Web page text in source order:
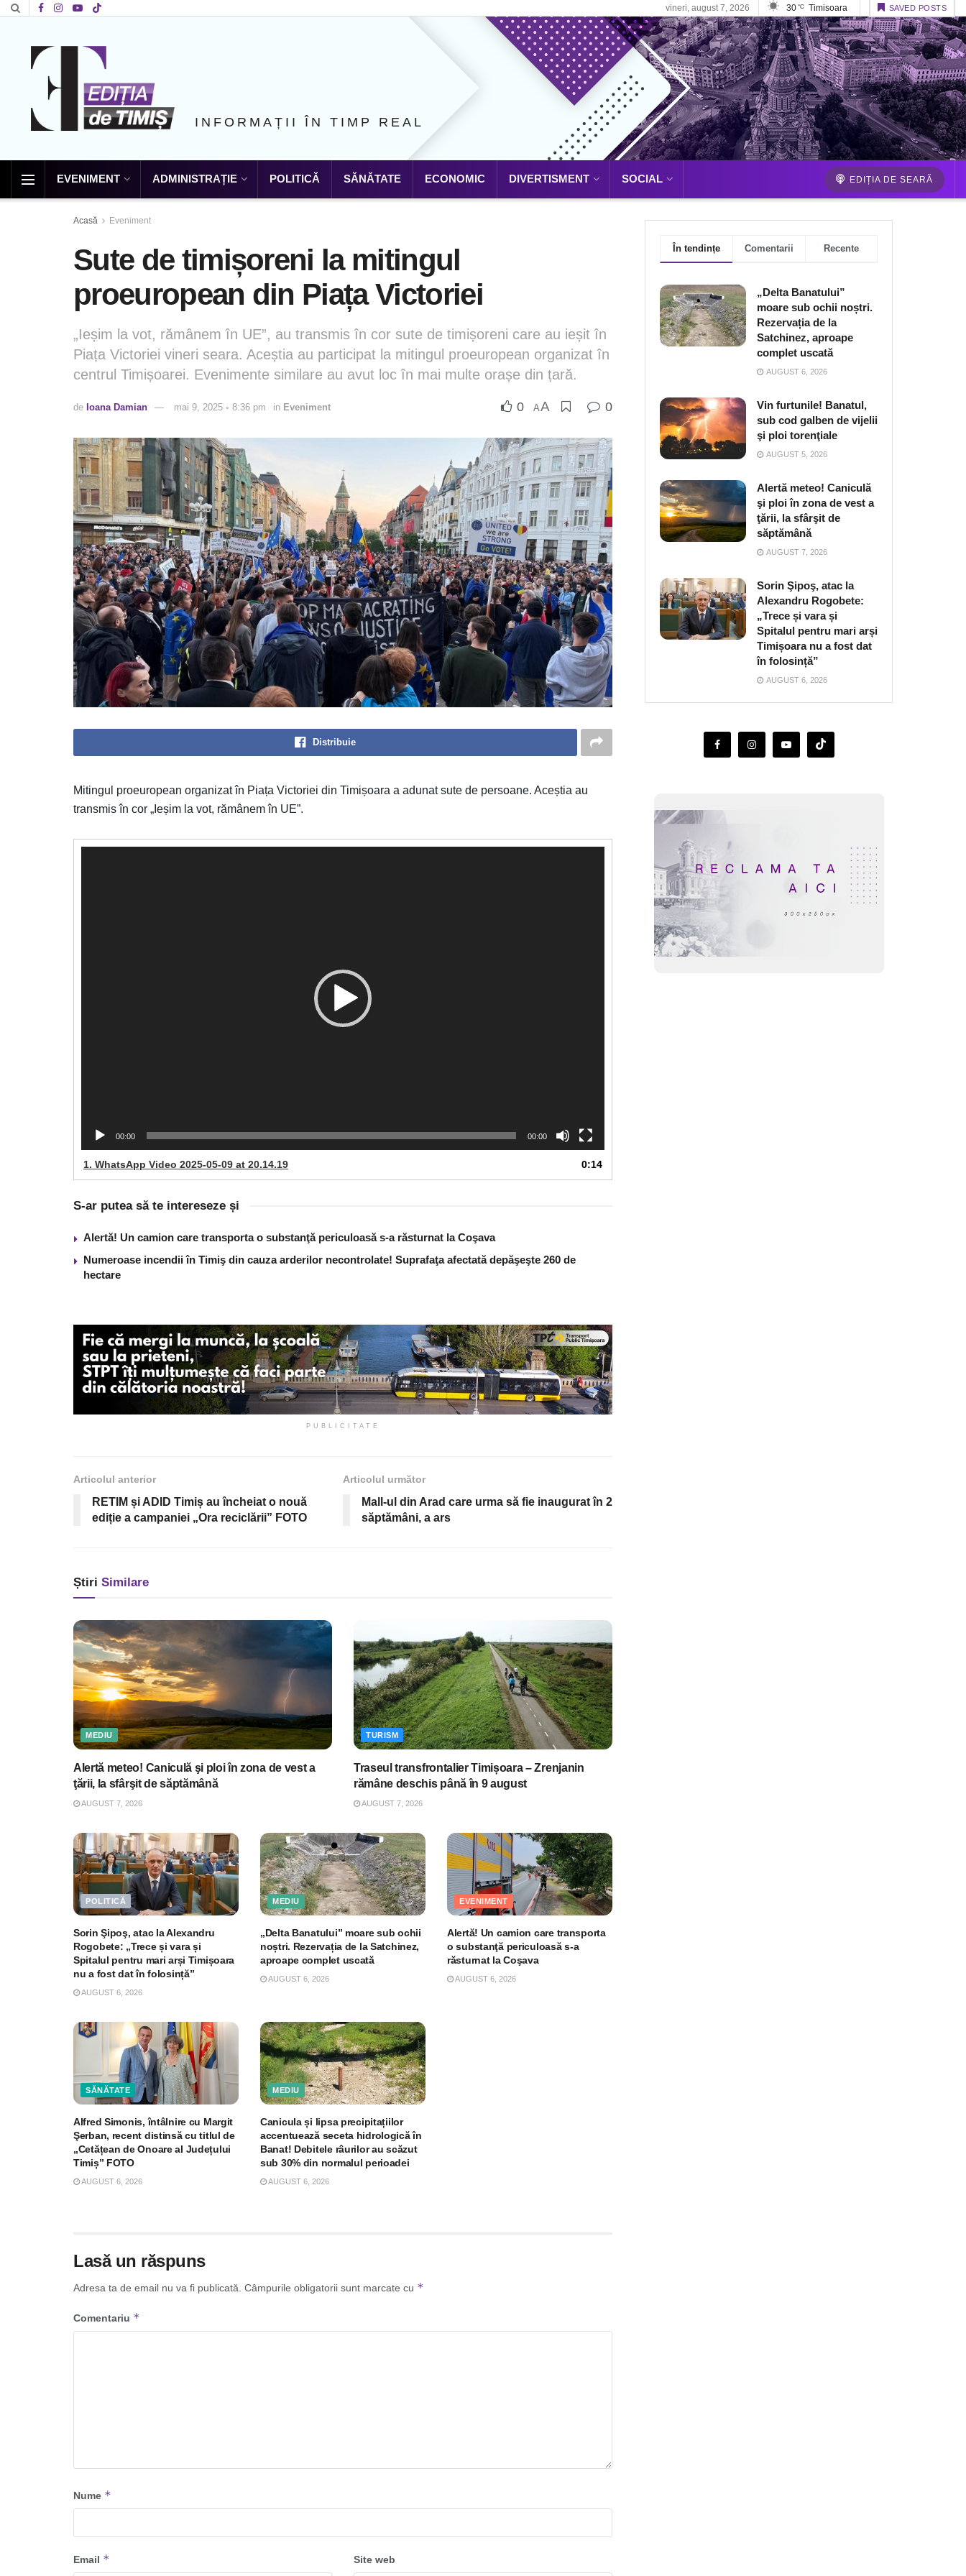
vineri, august 7, 2026 30 °C Timisoara SAVED POSTS
INFORMAȚII ÎN TIMP REAL
EVENIMENT ADMINISTRAȚIE POLITICĂ SĂNĂTATE ECONOMIC DIVERTISMENT SOCIAL EDIȚIA DE SEARĂ
Acasă Eveniment
Sute de timișoreni la mitingul
proeuropean din Piața Victoriei
„Ieșim la vot, rămânem în UE”, au transmis în cor sute de timișoreni care au ieșit în
Piața Victoriei vineri seara. Aceștia au participat la mitingul proeuropean organizat în
centrul Timișoarei. Evenimente similare au avut loc în mai multe orașe din țară.
de Ioana Damian mai 9, 2025 ◦ 8:36 pm in Eveniment 0 AA 0
Distribuie
Mitingul proeuropean organizat în Piața Victoriei din Timișoara a adunat sute de persoane. Aceștia au
transmis în cor „Ieșim la vot, rămânem în UE”.
00:00 00:00
1. WhatsApp Video 2025-05-09 at 20.14.19 0:14
S-ar putea să te intereseze și
Alertă! Un camion care transporta o substanţă periculoasă s-a răsturnat la Coşava
Numeroase incendii în Timiş din cauza arderilor necontrolate! Suprafaţa afectată depăşeşte 260 de
hectare
PUBLICITATE
Articolul anterior
RETIM și ADID Timiș au încheiat o nouă
ediție a campaniei „Ora reciclării” FOTO
Articolul următor
Mall-ul din Arad care urma să fie inaugurat în 2
săptămâni, a ars
Știri Similare
MEDIU
Alertă meteo! Caniculă şi ploi în zona de vest a
ţării, la sfârşit de săptămână
AUGUST 7, 2026
TURISM
Traseul transfrontalier Timișoara – Zrenjanin
rămâne deschis până în 9 august
AUGUST 7, 2026
POLITICĂ
Sorin Şipoş, atac la Alexandru
Rogobete: „Trece și vara și
Spitalul pentru mari arși Timișoara
nu a fost dat în folosință”
AUGUST 6, 2026
MEDIU
„Delta Banatului” moare sub ochii
noștri. Rezervația de la Satchinez,
aproape complet uscată
AUGUST 6, 2026
EVENIMENT
Alertă! Un camion care transporta
o substanţă periculoasă s-a
răsturnat la Coşava
AUGUST 6, 2026
SĂNĂTATE
Alfred Simonis, întâlnire cu Margit
Şerban, recent distinsă cu titlul de
„Cetățean de Onoare al Județului
Timiș” FOTO
AUGUST 6, 2026
MEDIU
Canicula și lipsa precipitațiilor
accentuează seceta hidrologică în
Banat! Debitele râurilor au scăzut
sub 30% din normalul perioadei
AUGUST 6, 2026
Lasă un răspuns
Adresa ta de email nu va fi publicată. Câmpurile obligatorii sunt marcate cu *
Comentariu *
Nume *
Email * Site web
În tendințe Comentarii Recente
„Delta Banatului”
moare sub ochii noștri.
Rezervația de la
Satchinez, aproape
complet uscată
AUGUST 6, 2026
Vin furtunile! Banatul,
sub cod galben de vijelii
şi ploi torenţiale
AUGUST 5, 2026
Alertă meteo! Caniculă
şi ploi în zona de vest a
ţării, la sfârşit de
săptămână
AUGUST 7, 2026
Sorin Şipoş, atac la
Alexandru Rogobete:
„Trece și vara și
Spitalul pentru mari arși
Timișoara nu a fost dat
în folosință”
AUGUST 6, 2026